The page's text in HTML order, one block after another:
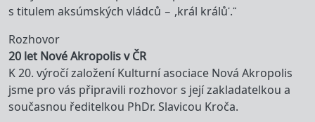
s titulem aksúmských vládců – ,král králů‘.“
Rozhovor
20 let Nové Akropolis v ČR
K 20. výročí založení Kulturní asociace Nová Akropolis
jsme pro vás připravili rozhovor s její zakladatelkou a
současnou ředitelkou PhDr. Slavicou Kroča.